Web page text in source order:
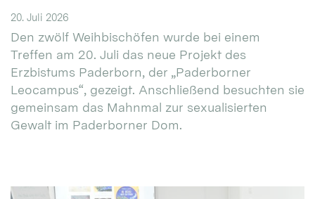
20. Juli 2026
Den zwölf Weihbischöfen wurde bei einem
Treffen am 20. Juli das neue Projekt des
Erzbistums Paderborn, der „Paderborner
Leocampus“, gezeigt. Anschließend besuchten sie
gemeinsam das Mahnmal zur sexualisierten
Gewalt im Paderborner Dom.